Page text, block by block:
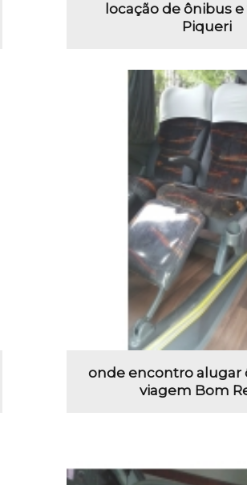
locação de ônibus
Piqueri
onde encontro alugar
viagem Bom